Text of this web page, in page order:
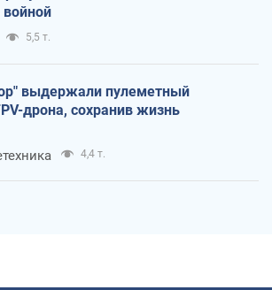
5,5 т.
выдержали пулеметный
дрона, сохранив жизнь
4,4 т.